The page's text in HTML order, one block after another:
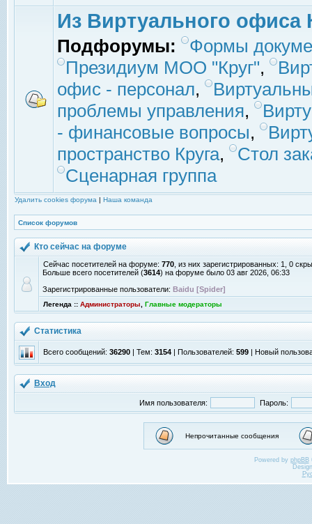
Из Виртуального офиса
Подфорумы:
Формы
Президиум МОО "Круг",
офис - персонал,
проблемы управления,
- финансовые вопросы,
пространство Круга,
Стол
Сценарная группа
Удалить cookies форума | Наша команда
Список форумов
Кто сейчас на форуме
Сейчас посетителей на форуме: 770 , из них зарегистрированных: 1, 0
Больше всего посетителей (3614) на форуме было 03 авг 2026, 06:33
Зарегистрированные пользователи: Baidu [Spider]
Легенда :: Администраторы Главные модераторы
Статистика
Всего сообщений: 36290 | Тем: 3154 | Пользователей: 599 | Новый
Вход
Имя пользователя: Пароль:
Непрочитанные сообщения
Powered by phpBB